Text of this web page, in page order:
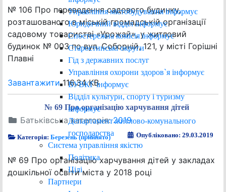
Управління містобудування інформує
Юридичний відділ інформує
Спостережна комісія інформує
Старостинські округи
Гід з державних послуг
Управління охорони здоров`я інформує
ВУВКГ інформує
Відділ культури, спорту і туризму
інформує
Департамент житлово-комунального
господарства
Система управління якістю
Політика
Цілі
Партнери
№ 106 Про переведення садового будинку,
розташованого в міській громадській організації
садовому товаристві «Урожай», у житловий
будинок № 003 по вул. Соборній, 121, у місті Горішні
Плавні
Завантажити116.34 KB
№ 69 Про організацію харчування дітей
Батьківська категорія:2019
Категорія:Березень (прийнято) Опубліковано: 29.03.2019
№ 69 Про організацію харчування дітей у закладах
дошкільної освіти міста у 2018 році